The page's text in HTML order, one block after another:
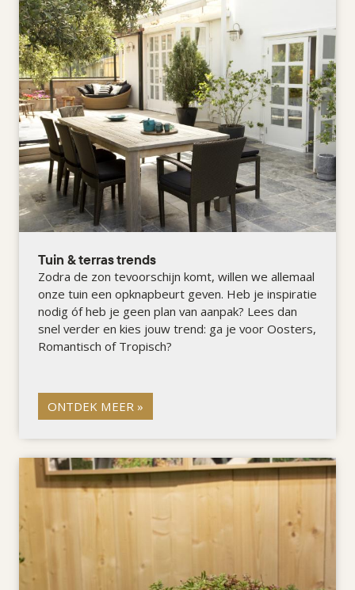
Tuin & terras trends
Zodra de zon tevoorschijn komt, willen we allemaal
onze tuin een opknapbeurt geven. Heb je inspiratie
nodig óf heb je geen plan van aanpak? Lees dan
snel verder en kies jouw trend: ga je voor Oosters,
Romantisch of Tropisch?
ONTDEK MEER »